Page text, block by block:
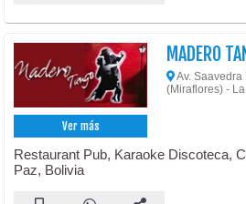
Ver más
MADERO
Av. Saavedra
(Miraflores) -
Restaurant Pub, Karaoke Discoteca,
Paz, Bolivia